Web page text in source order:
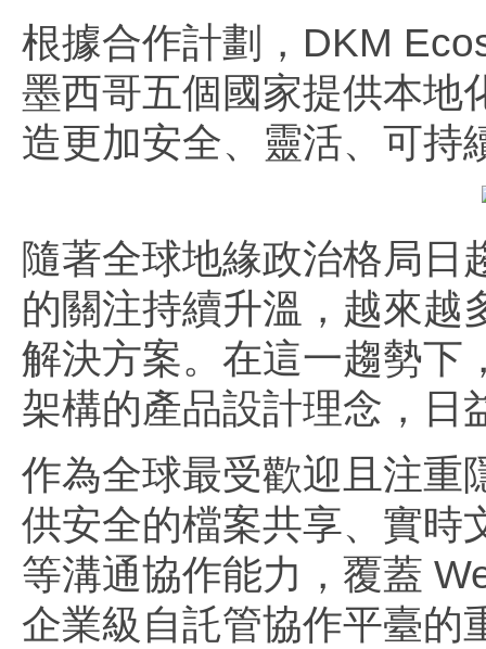
根據合作計劃，DKM
墨西哥五個國家提供本地
造更加安全、靈活、可持
隨著全球地緣政治格局日
的關注持續升溫，越來越
解決方案。在這一趨勢下
架構的產品設計理念，日
作為全球最受歡迎且注重
供安全的檔案共享、實時
等溝通協作能力，覆蓋
企業級自託管協作平臺的